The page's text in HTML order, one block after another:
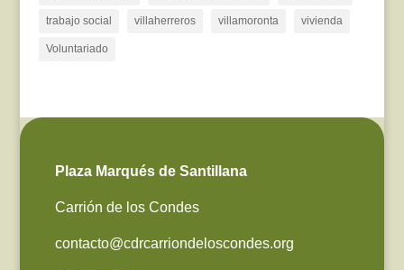
trabajo social villaherreros villamoronta vivienda
Voluntariado
Plaza Marqués de Santillana
Carrión de los Condes
contacto@cdrcarriondeloscondes.org